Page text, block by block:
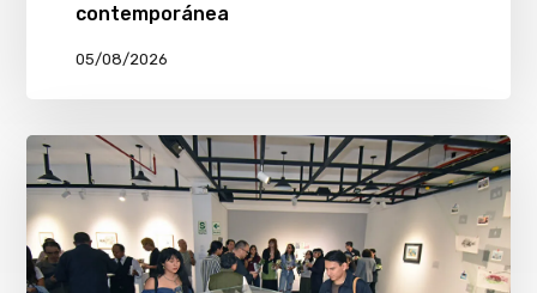
contemporánea
05/08/2026